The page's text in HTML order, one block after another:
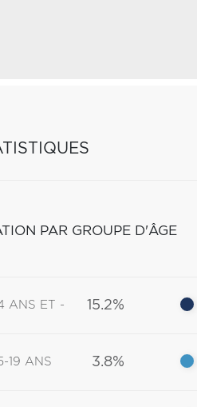
PAR GROUPE D'ÂGE
ANS ET - 15.2%
19 ANS 3.8%